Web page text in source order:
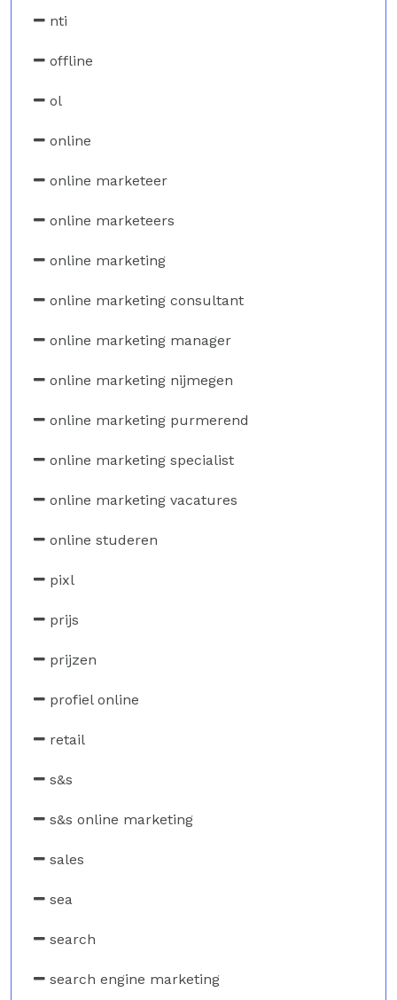
nti
offline
ol
online
online marketeer
online marketeers
online marketing
online marketing consultant
online marketing manager
online marketing nijmegen
online marketing purmerend
online marketing specialist
online marketing vacatures
online studeren
pixl
prijs
prijzen
profiel online
retail
s&s
s&s online marketing
sales
sea
search
search engine marketing